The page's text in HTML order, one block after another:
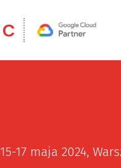
15-17 maja 2024,